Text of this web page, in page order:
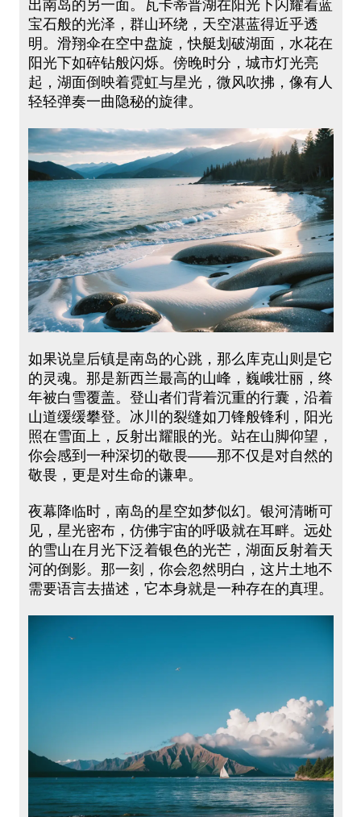
出南岛的另一面。瓦卡蒂普湖在阳光下闪耀着蓝
宝石般的光泽，群山环绕，天空湛蓝得近乎透
明。滑翔伞在空中盘旋，快艇划破湖面，水花在
阳光下如碎钻般闪烁。傍晚时分，城市灯光亮
起，湖面倒映着霓虹与星光，微风吹拂，像有人
轻轻弹奏一曲隐秘的旋律。
如果说皇后镇是南岛的心跳，那么库克山则是它
的灵魂。那是新西兰最高的山峰，巍峨壮丽，终
年被白雪覆盖。登山者们背着沉重的行囊，沿着
山道缓缓攀登。冰川的裂缝如刀锋般锋利，阳光
照在雪面上，反射出耀眼的光。站在山脚仰望，
你会感到一种深切的敬畏——那不仅是对自然的
敬畏，更是对生命的谦卑。
夜幕降临时，南岛的星空如梦似幻。银河清晰可
见，星光密布，仿佛宇宙的呼吸就在耳畔。远处
的雪山在月光下泛着银色的光芒，湖面反射着天
河的倒影。那一刻，你会忽然明白，这片土地不
需要语言去描述，它本身就是一种存在的真理。